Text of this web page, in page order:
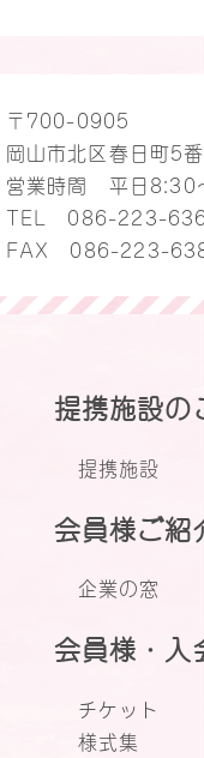
〒700-0905
岡山市北区春日町5
営業時間 平日8:30
TEL 086-223-
FAX 086-223-
提携施設の
提携施設
会員様ご紹
企業の窓
会員様・入
チケット
様式集